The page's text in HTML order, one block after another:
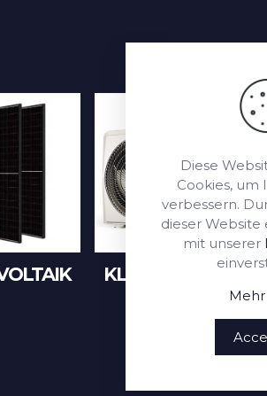
KLIMAANLAGEN
Diese
Cookies, um
verbessern.
dieser Website
mit unserer